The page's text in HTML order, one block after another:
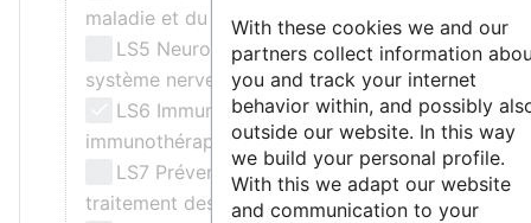
maladie et du vieillissement
LS5 Neurosciences et troubles du
système nerveux
LS6 Immunité, infection et
immunothérapie
LS7 Prévention, diagnostic et
traitement des maladies humaines
With these cookies we and our
partners collect information
you and track your internet
behavior within, and possibly
outside our website. In this way
we build your personal profile.
With this we adapt our website
and communication to your